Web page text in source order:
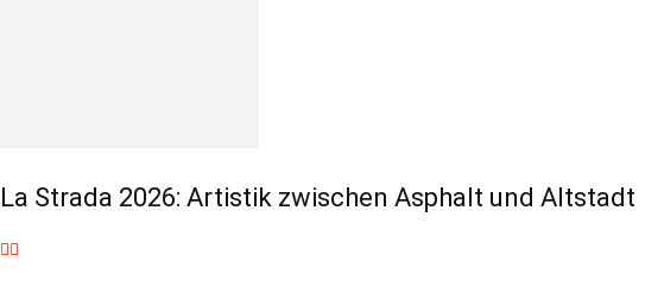
La Strada 2026: Artistik zwischen Asphalt und Altstadt